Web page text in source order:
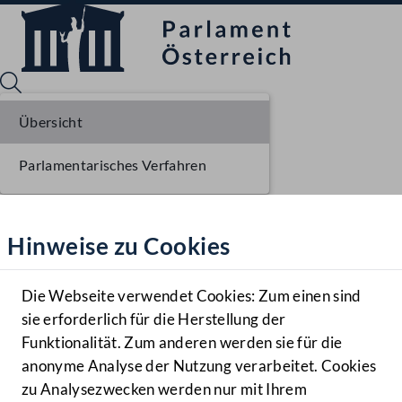
Hilfe
Benutzer
Navigationsmenü öffnen
MENÜ
Hinweise zu Cookies
Die Webseite verwendet Cookies: Zum einen sind
sie erforderlich für die Herstellung der
Funktionalität. Zum anderen werden sie für die
anonyme Analyse der Nutzung verarbeitet. Cookies
zu Analysezwecken werden nur mit Ihrem
Übersicht
Parlamentarisches Verfahren